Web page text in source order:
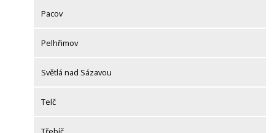
Pacov
Pelhřimov
Světlá nad Sázavou
Telč